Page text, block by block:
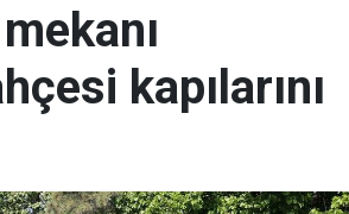
kapılarını